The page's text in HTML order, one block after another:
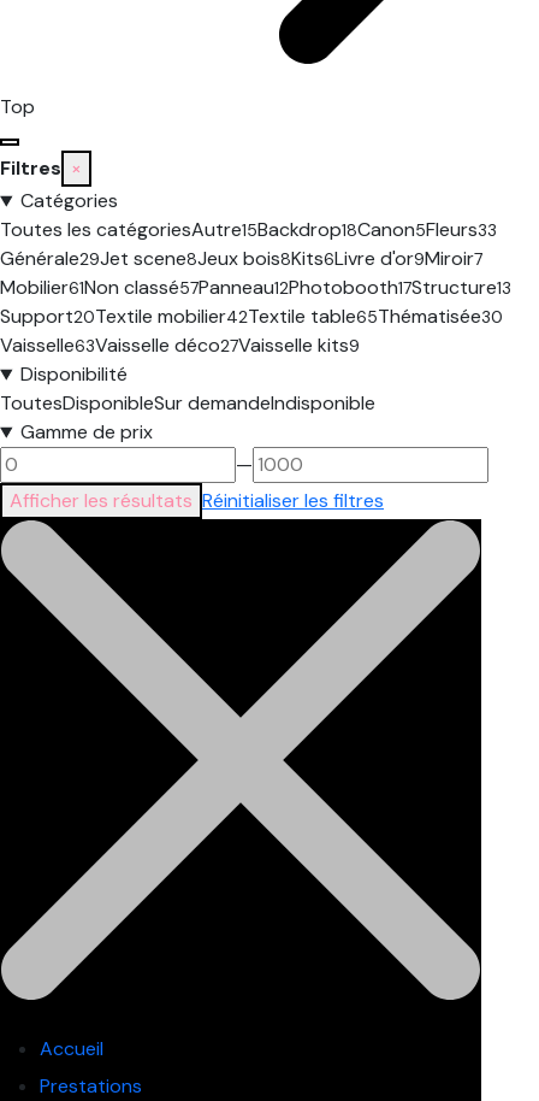
Top
Filtres ×
Catégories
Toutes les catégoriesAutre15Backdrop18Canon5Fleurs33
Générale29Jet scene8Jeux bois8Kits6Livre d'or9Miroir7
Mobilier61Non classé57Panneau12Photobooth17Structure13
Support20Textile mobilier42Textile table65Thématisée30
Vaisselle63Vaisselle déco27Vaisselle kits9
Disponibilité
ToutesDisponibleSur demandeIndisponible
Gamme de prix
—
Afficher les résultats Réinitialiser les filtres
Accueil
Prestations